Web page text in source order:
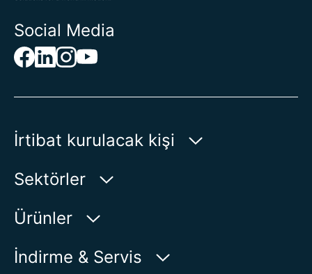
Social Media
İrtibat kurulacak kişi
AUMA Riester
Aumastr. 1
Haritada Göster
Sektörler
Su
Ürünler
Ürün bulucu
İndirme & Servis